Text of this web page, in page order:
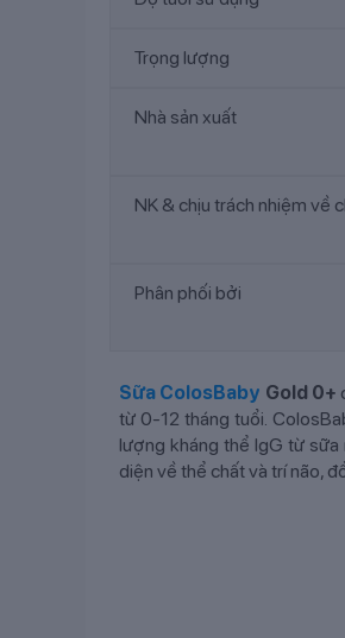
Trọng lượng
Nhà sản xuất
NK & chịu trách nhiệm về
Phân phối bởi
Sữa ColosBaby Gold 0+
từ 0-12 tháng tuổi.
lượng kháng thể IgG từ
diện về thể chất và trí não,